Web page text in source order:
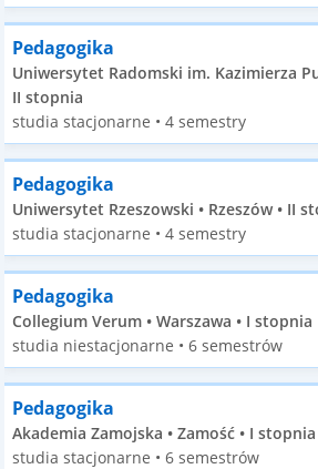
Pedagogika
Uniwersytet Radomski im. Kazimierza
II stopnia
studia stacjonarne • 4 semestry
Pedagogika
Uniwersytet Rzeszowski • Rzeszów • II
studia stacjonarne • 4 semestry
Pedagogika
Collegium Verum • Warszawa • I stopnia
studia niestacjonarne • 6 semestrów
Pedagogika
Akademia Zamojska • Zamość • I stopnia
studia stacjonarne • 6 semestrów